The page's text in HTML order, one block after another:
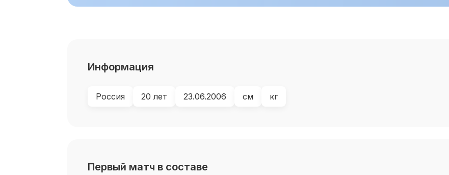
Информация
Россия 20 лет 23.06.2006 см кг
Первый матч в составе